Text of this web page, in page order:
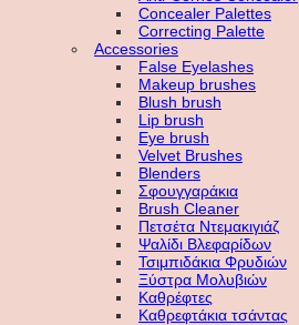
Concealer Palettes
Correcting Palette
Accessories
False Eyelashes
Makeup brushes
Blush brush
Lip brush
Eye brush
Velvet Brushes
Blenders
Σφουγγαράκια
Brush Cleaner
Πετσέτα Ντεμακιγιάζ
Ψαλίδι Βλεφαρίδων
Τσιμπιδάκια Φρυδιών
Ξύστρα Μολυβιών
Καθρέφτες
Καθρεφτάκια τσάντας